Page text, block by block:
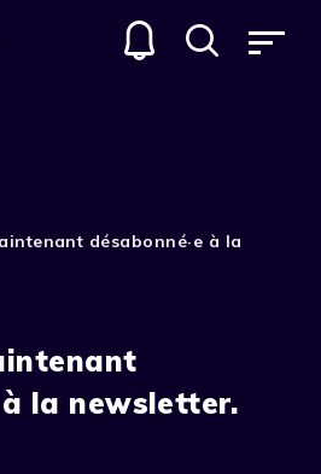
désabonné·e à la
à la newsletter.